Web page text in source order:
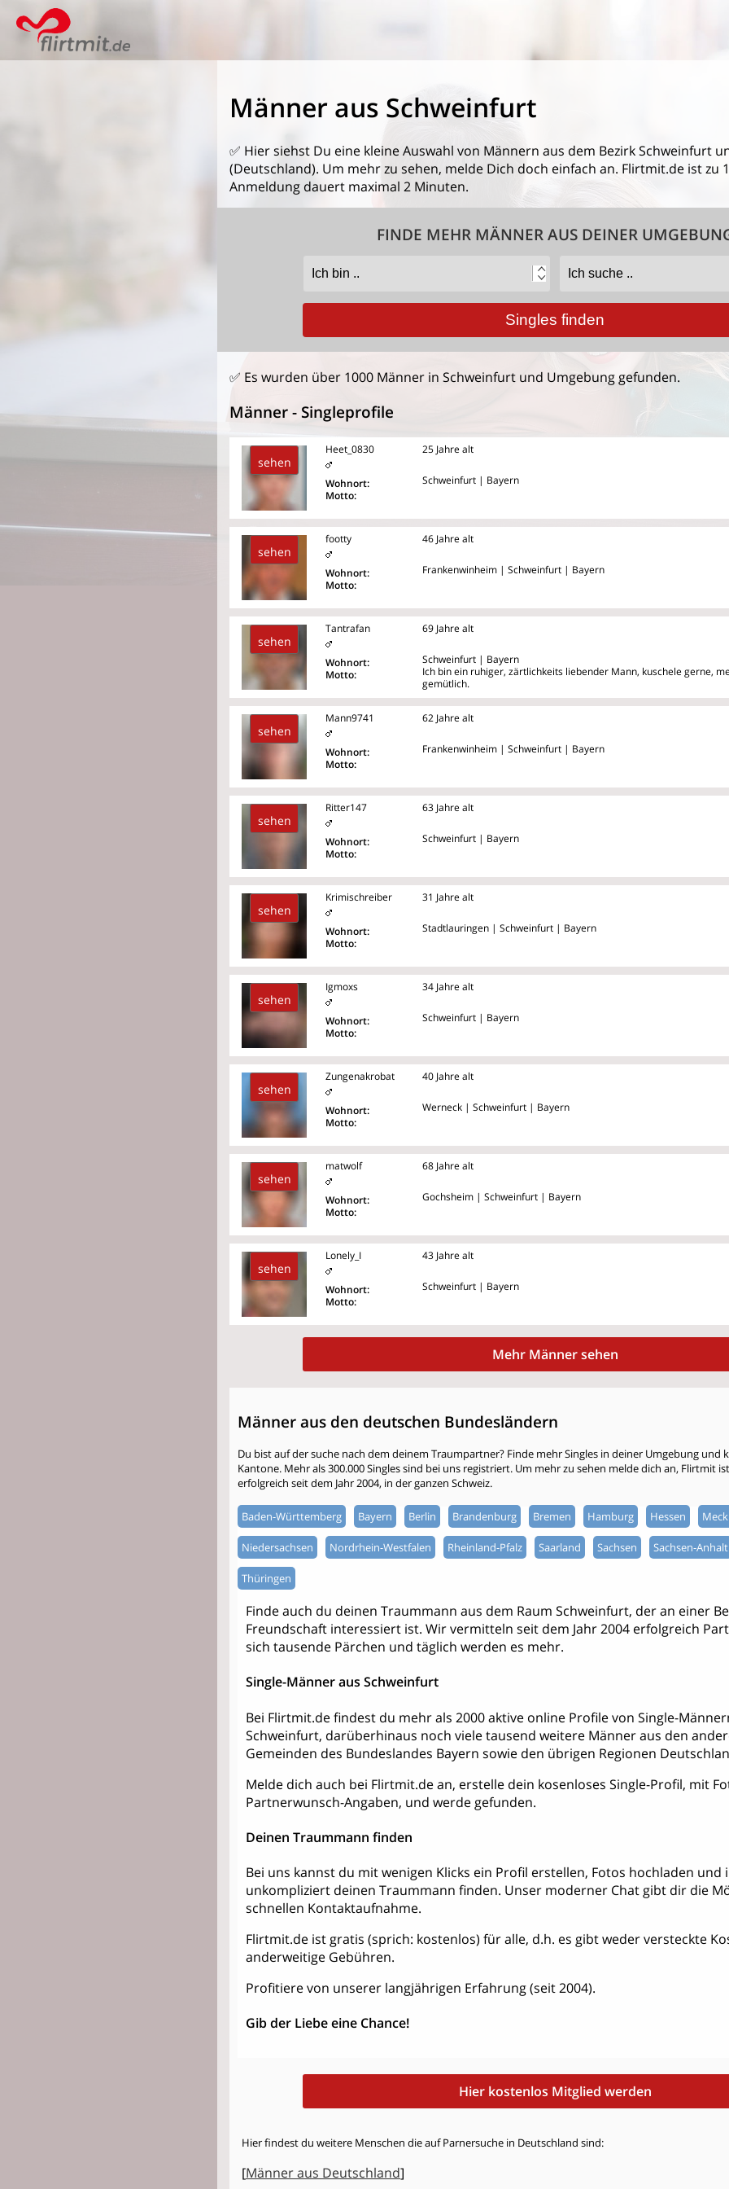
Männer aus Schweinfurt
✅ Hier siehst Du eine kleine Auswahl von Männern aus dem Bezirk Schweinfurt
(Deutschland). Um mehr zu sehen, melde Dich doch einfach an. Flirtmit.de ist zu
Anmeldung dauert maximal 2 Minuten.
FINDE MEHR MÄNNER AUS DEINER
✅ Es wurden über 1000 Männer in Schweinfurt und Umgebung gefunden.
Männer - Singleprofile
sehen
Heet_0830
Wohnort:
Motto:
25 Jahre alt
Schweinfurt | Bayern
sehen
footty
Wohnort:
Motto:
46 Jahre alt
Frankenwinheim | Schweinfurt | Bayern
sehen
Tantrafan
Wohnort:
Motto:
69 Jahre alt
Schweinfurt | Bayern
Ich bin ein ruhiger, zärtlichkeits liebender Mann, kuschele gerne,
gemütlich.
sehen
Mann9741
Wohnort:
Motto:
62 Jahre alt
Frankenwinheim | Schweinfurt | Bayern
sehen
Ritter147
Wohnort:
Motto:
63 Jahre alt
Schweinfurt | Bayern
sehen
Krimischreiber
Wohnort:
Motto:
31 Jahre alt
Stadtlauringen | Schweinfurt | Bayern
sehen
Igmoxs
Wohnort:
Motto:
34 Jahre alt
Schweinfurt | Bayern
sehen
Zungenakrobat
Wohnort:
Motto:
40 Jahre alt
Werneck | Schweinfurt | Bayern
sehen
matwolf
Wohnort:
Motto:
68 Jahre alt
Gochsheim | Schweinfurt | Bayern
sehen
Lonely_I
Wohnort:
Motto:
43 Jahre alt
Schweinfurt | Bayern
Mehr Männer sehen
Männer aus den deutschen Bundesländern
Du bist auf der suche nach dem deinem Traumpartner? Finde mehr Singles in deiner Umgebung und
Kantone. Mehr als 300.000 Singles sind bei uns registriert. Um mehr zu sehen melde dich an, Flirtmit
erfolgreich seit dem Jahr 2004, in der ganzen Schweiz.
Baden-Württemberg Bayern Berlin Brandenburg Bremen Hamburg Hessen
Niedersachsen Nordrhein-Westfalen Rheinland-Pfalz Saarland Sachsen Sachsen-Anhalt
Thüringen
Finde auch du deinen Traummann aus dem Raum Schweinfurt, der an einer
Freundschaft interessiert ist. Wir vermitteln seit dem Jahr 2004 erfolgreich
sich tausende Pärchen und täglich werden es mehr.
Single-Männer aus Schweinfurt
Bei Flirtmit.de findest du mehr als 2000 aktive online Profile von Single-
Schweinfurt, darüberhinaus noch viele tausend weitere Männer aus den
Gemeinden des Bundeslandes Bayern sowie den übrigen Regionen
Melde dich auch bei Flirtmit.de an, erstelle dein kosenloses Single-Profil, mit
Partnerwunsch-Angaben, und werde gefunden.
Deinen Traummann finden
Bei uns kannst du mit wenigen Klicks ein Profil erstellen, Fotos hochladen und
unkompliziert deinen Traummann finden. Unser moderner Chat gibt dir die
schnellen Kontaktaufnahme.
Flirtmit.de ist gratis (sprich: kostenlos) für alle, d.h. es gibt weder versteckte
anderweitige Gebühren.
Profitiere von unserer langjährigen Erfahrung (seit 2004).
Gib der Liebe eine Chance!
Hier kostenlos Mitglied werden
Hier findest du weitere Menschen die auf Parnersuche in Deutschland sind:
[Männer aus Deutschland]